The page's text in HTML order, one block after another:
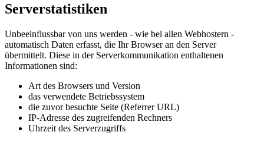
Serverstatistiken
Unbeeinflussbar von uns werden - wie bei allen Webhostern -
automatisch Daten erfasst, die Ihr Browser an den Server
übermittelt. Diese in der Serverkommunikation enthaltenen
Informationen sind:
Art des Browsers und Version
das verwendete Betriebssystem
die zuvor besuchte Seite (Referrer URL)
IP-Adresse des zugreifenden Rechners
Uhrzeit des Serverzugriffs